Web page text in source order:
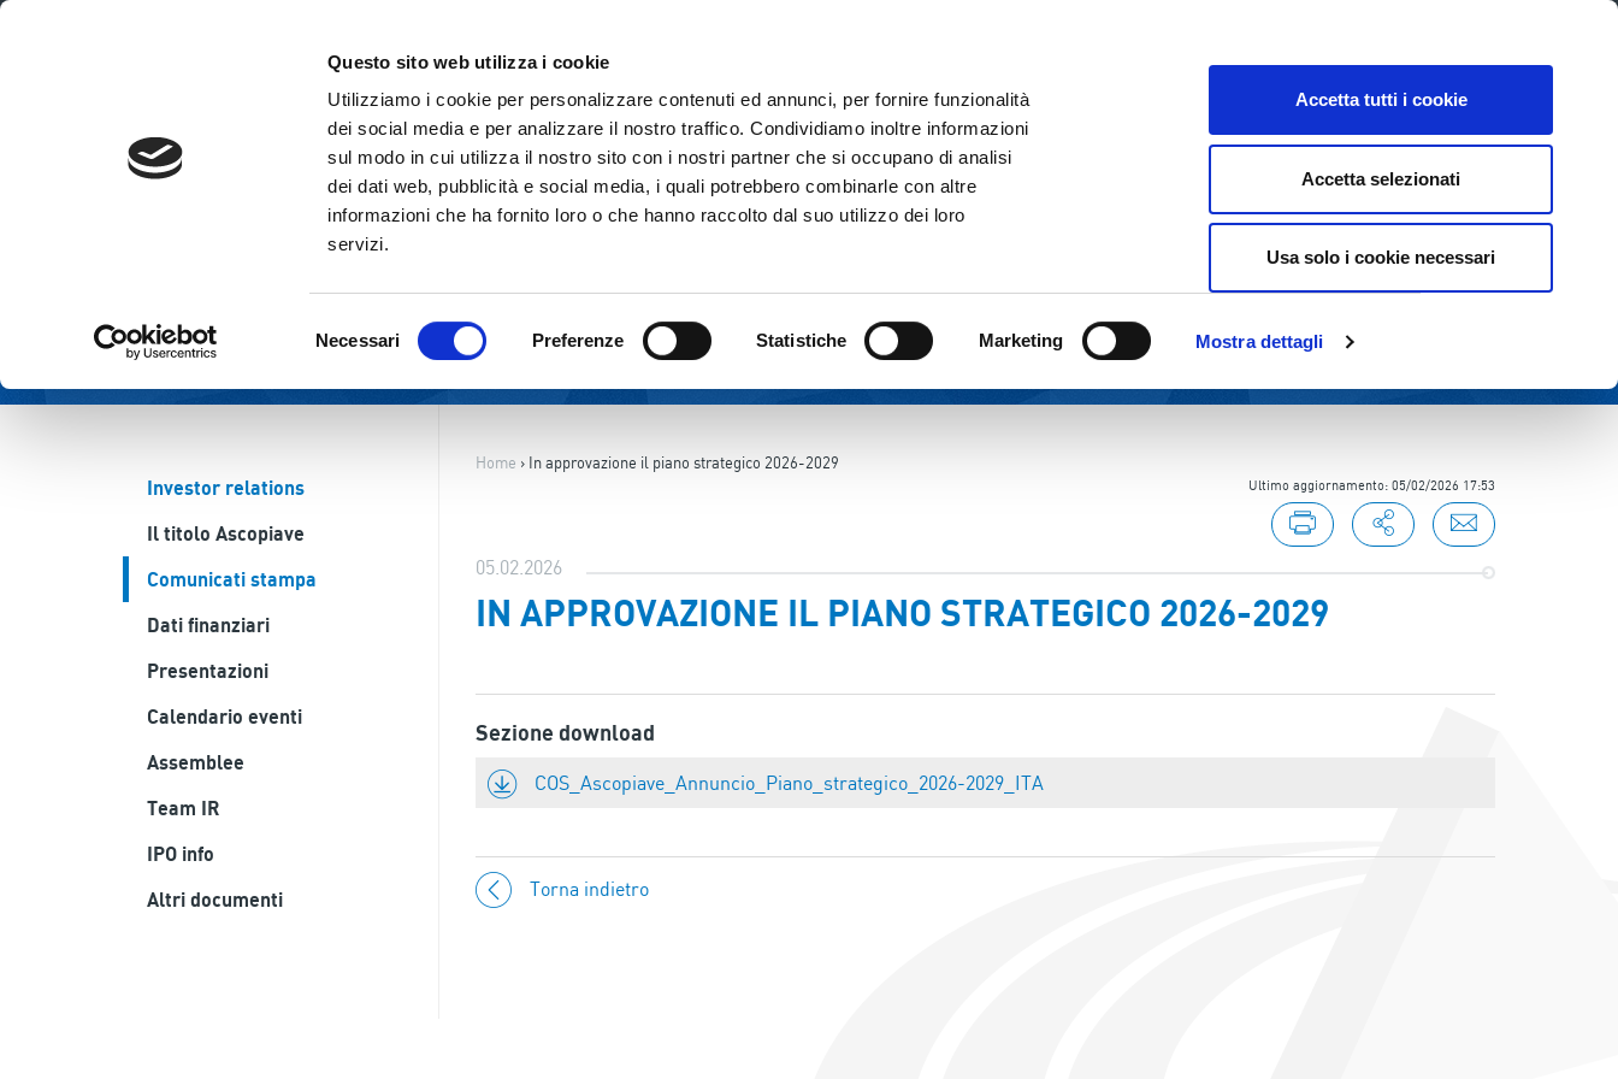
Questo sito web utilizza i cookie
Utilizziamo i cookie per personalizzare contenuti ed annunci, per fornire funzionalità
dei social media e per analizzare il nostro traffico. Condividiamo inoltre informazioni
sul modo in cui utilizza il nostro sito con i nostri partner che si occupano di analisi
dei dati web, pubblicità e social media, i quali potrebbero combinarle con altre
informazioni che ha fornito loro o che hanno raccolto dal suo utilizzo dei loro
servizi.
del
Necessari Preferenze Statistiche Marketing Mostra dettagli
Accetta tutti i cookie
Accetta selezionati
Usa solo i cookie necessari
IL GRUPPO ATTIVITÀ CORPORATE GOVERNANCE INVESTOR RELATIONS SOSTENIBILITÀ
Investor relations
Il titolo Ascopiave
Comunicati stampa
Dati finanziari
Presentazioni
Calendario eventi
Assemblee
Team IR
IPO info
Altri documenti
Home › In approvazione il piano strategico 2026-2029
Ultimo aggiornamento: 05/02/2026 17:53
05.02.2026
IN APPROVAZIONE IL PIANO STRATEGICO 2026-2029
Sezione download
COS_Ascopiave_Annuncio_Piano_strategico_2026-2029_ITA
Torna indietro